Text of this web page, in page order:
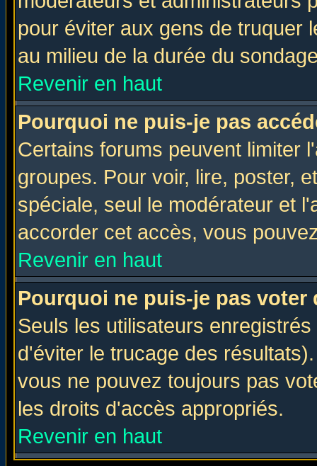
pour éviter aux gens de truquer
au milieu de la durée du
Revenir en haut
Pourquoi ne puis-je pas
Certains forums peuvent limiter
groupes. Pour voir, lire, poster,
spéciale, seul le modérateur et
accorder cet accès, vous
Revenir en haut
Pourquoi ne puis-je pas voter
Seuls les utilisateurs
d'éviter le trucage des
vous ne pouvez toujours pas
les droits d'accès appropriés.
Revenir en haut